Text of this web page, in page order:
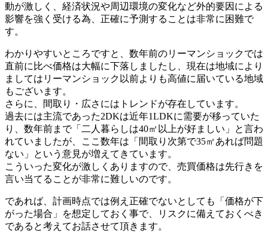
動が激しく、経済状況や周辺環境の変化など外的要因による
影響を強く受ける為、正確に予測することは非常に困難で
す。
わかりやすいところですと、数年前のリーマンショックでは
直前に比べ価格は大幅に下落しましたし、現在は地域により
ましてはリーマンショック以前よりも高値に届いている地域
もございます。
さらに、間取り・広さにはトレンドが存在しています。
過去には主流であった2DKは近年1LDKに需要が移っていた
り、数年前まで「二人暮らしは40㎡以上が好ましい」と言わ
れていましたが、ここ数年は「間取り次第で35㎡あれば問題
ない」という意見が増えてきています。
こういった変化が激しくありますので、売買価格は先行きを
言い当てることが非常に難しいのです。
であれば、計画時点では例え正確でないとしても「価格が下
がった場合」を想定しておく事で、リスクに備えておくべき
であると考えてお話させて頂きます。